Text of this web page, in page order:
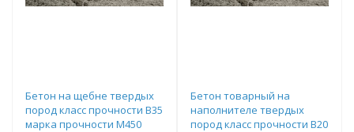
Бетон на щебне твердых
пород класс прочности B35
марка прочности М450
Бетон товарный на
наполнителе твердых
пород класс прочности В20